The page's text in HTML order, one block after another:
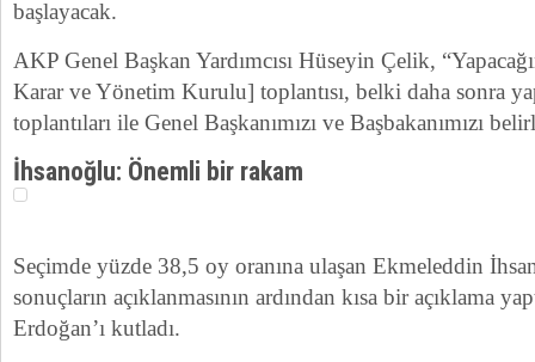
başlayacak.
AKP Genel Başkan Yardımcısı Hüseyin Çelik,
Karar ve Yönetim Kurulu] toplantısı, belki daha sonra
toplantıları ile Genel Başkanımızı ve Başbakanımızı
İhsanoğlu: Önemli bir rakam
Seçimde yüzde 38,5 oy oranına ulaşan Ekmeleddin
sonuçların açıklanmasının ardından kısa bir açıklama
Erdoğan’ı kutladı.